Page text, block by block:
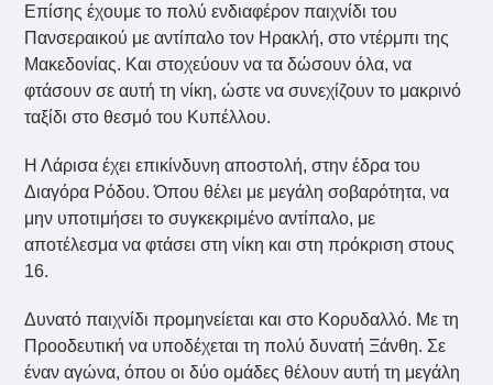
Επίσης έχουμε το πολύ ενδιαφέρον παιχνίδι του
Πανσεραικού με αντίπαλο τον Ηρακλή, στο ντέρμπι της
Μακεδονίας. Και στοχεύουν να τα δώσουν όλα, να
φτάσουν σε αυτή τη νίκη, ώστε να συνεχίζουν το μακρινό
ταξίδι στο θεσμό του Κυπέλλου.
Η Λάρισα έχει επικίνδυνη αποστολή, στην έδρα του
Διαγόρα Ρόδου. Όπου θέλει με μεγάλη σοβαρότητα, να
μην υποτιμήσει το συγκεκριμένο αντίπαλο, με
αποτέλεσμα να φτάσει στη νίκη και στη πρόκριση στους
16.
Δυνατό παιχνίδι προμηνείεται και στο Κορυδαλλό. Με τη
Προοδευτική να υποδέχεται τη πολύ δυνατή Ξάνθη. Σε
έναν αγώνα, όπου οι δύο ομάδες θέλουν αυτή τη μεγάλη